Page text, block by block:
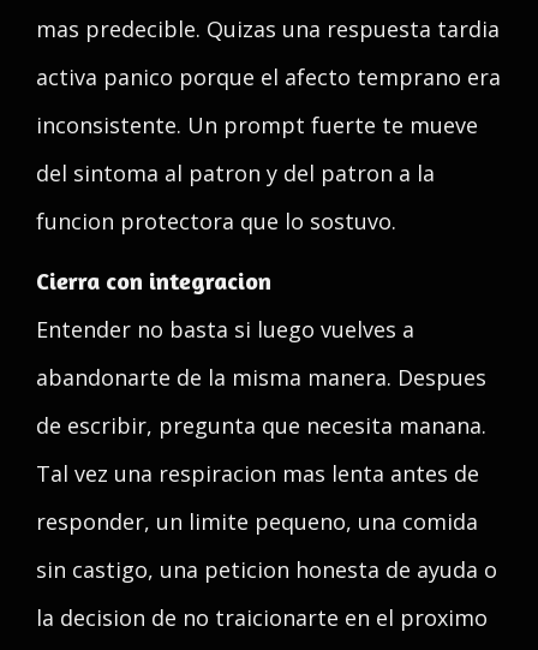
mas predecible. Quizas una respuesta tardia
activa panico porque el afecto temprano era
inconsistente. Un prompt fuerte te mueve
del sintoma al patron y del patron a la
funcion protectora que lo sostuvo.
Cierra con integracion
Entender no basta si luego vuelves a
abandonarte de la misma manera. Despues
de escribir, pregunta que necesita manana.
Tal vez una respiracion mas lenta antes de
responder, un limite pequeno, una comida
sin castigo, una peticion honesta de ayuda o
la decision de no traicionarte en el proximo